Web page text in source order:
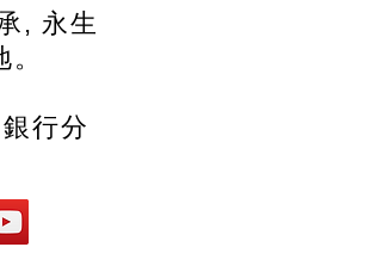
, 永生
行分